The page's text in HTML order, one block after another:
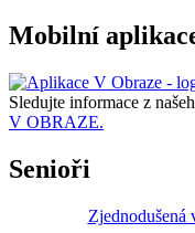
Mobilní
Sledujte informace z
V OBRAZE.
Senioři
Zjednodušená